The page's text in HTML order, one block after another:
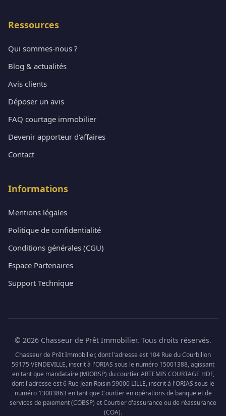
Ressources
Qui sommes-nous ?
Blog & actualités
Avis clients
Déposer un avis
FAQ courtage immobilier
Devenir apporteur d'affaires
Contact
Informations
Mentions légales
Politique de confidentialité
Conditions générales (CGU)
Espace Partenaires
Support Technique
© 2026 Chasseur de Prêt Immobilier. Tous droits réservés.
Chasseur de Prêt Immobilier, dont l'adresse est 104 Rue du Courbillon
59175 VENDEVILLE, inscrit à l'ORIAS sous le numéro 15001388, agissant
en tant que mandataire (MIOBSP) du courtier ARTEMIS COURTAGE HDF,
dont l'adresse est 6 Rue Jean Roisin 59000 LILLE, inscrit à l'ORIAS sous le
numéro 13003863 en tant que Courtier en opérations de banque et de
services de paiement (COBSP) et Courtier d'assurance ou de réassurance
(COA).